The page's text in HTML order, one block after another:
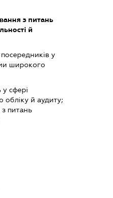
з питань
й
посередників у
широкого
у сфері
обліку й аудиту;
з питань